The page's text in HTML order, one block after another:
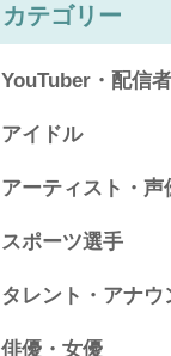
カテゴリー
YouTuber・配信者
アイドル
アーティスト・声
スポーツ選手
タレント・アナウ
俳優・女優